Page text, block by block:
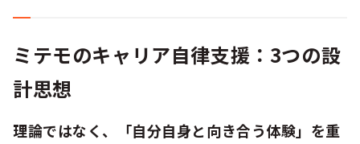
ミテモのキャリア自律支援：3つの設
計思想
理論ではなく、「自分自身と向き合う体験」を重